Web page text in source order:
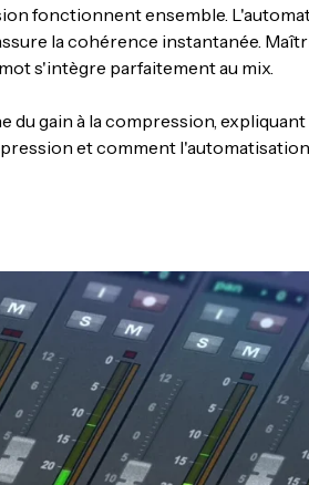
fonctionnent ensemble.
la cohérence instantanée.
s'intègre parfaitement au mix.
du gain à la compression,
et comment